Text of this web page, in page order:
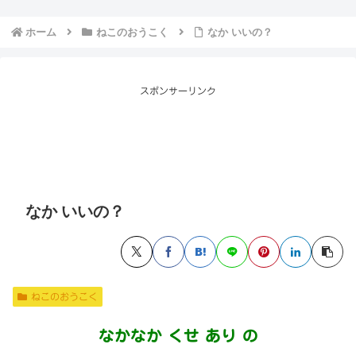
ホーム ねこのおうこく なか いいの？
スポンサーリンク
なか いいの？
ねこのおうこく
なかなか くせ あり の